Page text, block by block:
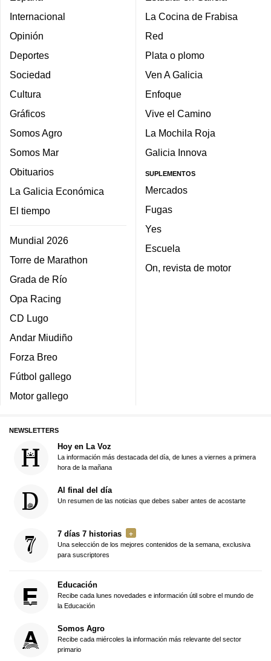
Internacional
Opinión
Deportes
Sociedad
Cultura
Gráficos
Somos Agro
Somos Mar
Obituarios
La Galicia Económica
El tiempo
Mundial 2026
Torre de Marathon
Grada de Río
Opa Racing
CD Lugo
Andar Miudiño
Forza Breo
Fútbol gallego
Motor gallego
La Cocina de Frabisa
Red
Plata o plomo
Ven A Galicia
Enfoque
Vive el Camino
La Mochila Roja
Galicia Innova
SUPLEMENTOS
Mercados
Fugas
Yes
Escuela
On, revista de motor
NEWSLETTERS
Hoy en La Voz
La información más destacada del día, de lunes a viernes a primera
hora de la mañana
Al final del día
Un resumen de las noticias que debes saber antes de acostarte
7 días 7 historias
Una selección de los mejores contenidos de la semana, exclusiva
para suscriptores
Educación
Recibe cada lunes novedades e información útil sobre el mundo de
la Educación
Somos Agro
Recibe cada miércoles la información más relevante del sector
primario